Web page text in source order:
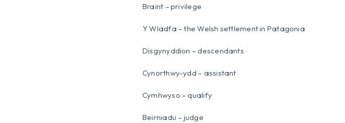
Braint – privilege
Y Wladfa – the Welsh settlement in Patagonia
Disgynyddion – descendants
Cynorthwy-ydd – assistant
Cymhwyso – qualify
Beirniadu – judge